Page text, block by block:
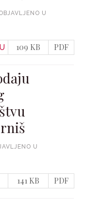
U
109 KB PDF
U
141 KB PDF